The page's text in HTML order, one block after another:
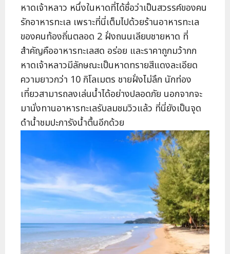
หาดเจ้าหลาว หนึ่งในหาดที่ได้ชื่อว่าเป็นสวรรค์ของคน
รักอาหารทะเล เพราะที่นี่เต็มไปด้วยร้านอาหารทะเล
ของคนท้องถิ่นตลอด 2 ฝั่งถนนเลียบชายหาด ที่
สำคัญคืออาหารทะเลสด อร่อย และราคาถูกมว้ากก
หาดเจ้าหลาวมีลักษณะเป็นหาดทรายสีแดงละเอียด
ความยาวกว่า 10 กิโลเมตร ชายฝั่งไม่ลึก นักท่อง
เที่ยวสามารถลงเล่นน้ำได้อย่างปลอดภัย นอกจากจะ
มานั่งทานอาหารทะเลรับลมชมวิวแล้ว ที่นี่ยังเป็นจุด
ดำน้ำชมปะการังน้ำตื้นอีกด้วย